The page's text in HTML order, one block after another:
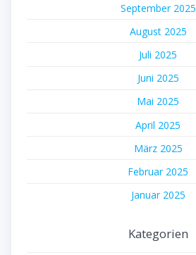
September 2025
August 2025
Juli 2025
Juni 2025
Mai 2025
April 2025
März 2025
Februar 2025
Januar 2025
Kategorien